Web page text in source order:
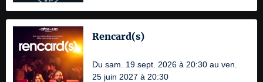
Rencard(s)
Du sam. 19 sept. 2026 à 20:30 au ven.
25 juin 2027 à 20:30